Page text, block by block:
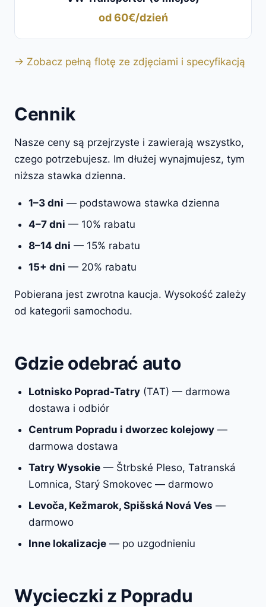
od 60€/dzień
→ Zobacz pełną flotę ze zdjęciami i specyfikacją
Cennik
Nasze ceny są przejrzyste i zawierają wszystko,
czego potrzebujesz. Im dłużej wynajmujesz, tym
niższa stawka dzienna.
1–3 dni — podstawowa stawka dzienna
4–7 dni — 10% rabatu
8–14 dni — 15% rabatu
15+ dni — 20% rabatu
Pobierana jest zwrotna kaucja. Wysokość zależy
od kategorii samochodu.
Gdzie odebrać auto
Lotnisko Poprad-Tatry (TAT) — darmowa
dostawa i odbiór
Centrum Popradu i dworzec kolejowy —
darmowa dostawa
Tatry Wysokie — Štrbské Pleso, Tatranská
Lomnica, Starý Smokovec — darmowo
Levoča, Kežmarok, Spišská Nová Ves —
darmowo
Inne lokalizacje — po uzgodnieniu
Wycieczki z Popradu